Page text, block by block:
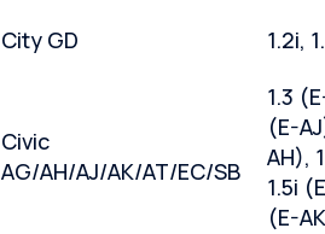
City GD
1.2i,
Civic
AG/AH/AJ/AK/AT/EC/SB
1.3
(E-
AH),
1.5i
(E-